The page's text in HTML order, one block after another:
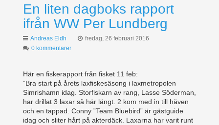
En liten dagboks rapport
ifrån WW Per Lundberg
Andreas Eldh
fredag, 26 februari 2016
0 kommentarer
Här en fiskerapport från fisket 11 feb:
”Bra start på årets laxfiskesäsong i laxmetropolen
Simrishamn idag. Storfiskarn av rang, Lasse Söderman,
har drillat 3 laxar så här långt. 2 kom med in till håven
och en tappad. Conny ”Team Bluebird” är gästguide
idag och sliter hårt på akterdäck. Laxarna har varit runt